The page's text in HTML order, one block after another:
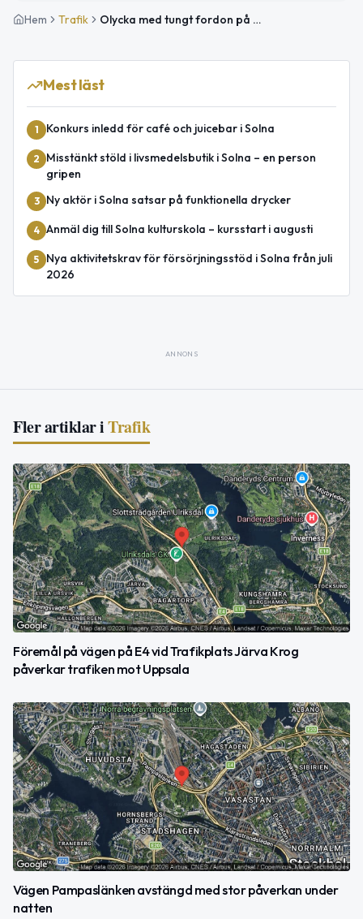
Hem Trafik Olycka med tungt fordon på E4 vid Gärdestunneln i riktning mot Uppsala
Mest läst
1 Konkurs inledd för café och juicebar i Solna
2
Misstänkt stöld i livsmedelsbutik i Solna – en person
gripen
3 Ny aktör i Solna satsar på funktionella drycker
4 Anmäl dig till Solna kulturskola – kursstart i augusti
5
Nya aktivitetskrav för försörjningsstöd i Solna från juli
2026
ANNONS
Fler artiklar iTrafik
Föremål på vägen på E4 vid Trafikplats Järva Krog
påverkar trafiken mot Uppsala
Vägen Pampaslänken avstängd med stor påverkan under
natten